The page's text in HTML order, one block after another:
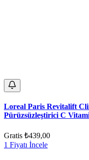
Loreal Paris Revitalift
Pürüzsüzleştirici C
Gratis ₺439,00
1 Fiyatı İncele